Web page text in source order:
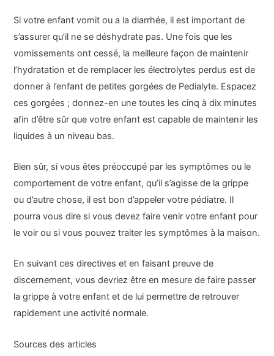
Si votre enfant vomit ou a la diarrhée, il est important de
s’assurer qu’il ne se déshydrate pas. Une fois que les
vomissements ont cessé, la meilleure façon de maintenir
l’hydratation et de remplacer les électrolytes perdus est de
donner à l’enfant de petites gorgées de Pedialyte. Espacez
ces gorgées ; donnez-en une toutes les cinq à dix minutes
afin d’être sûr que votre enfant est capable de maintenir les
liquides à un niveau bas.
Bien sûr, si vous êtes préoccupé par les symptômes ou le
comportement de votre enfant, qu’il s’agisse de la grippe
ou d’autre chose, il est bon d’appeler votre pédiatre. Il
pourra vous dire si vous devez faire venir votre enfant pour
le voir ou si vous pouvez traiter les symptômes à la maison.
En suivant ces directives et en faisant preuve de
discernement, vous devriez être en mesure de faire passer
la grippe à votre enfant et de lui permettre de retrouver
rapidement une activité normale.
Sources des articles